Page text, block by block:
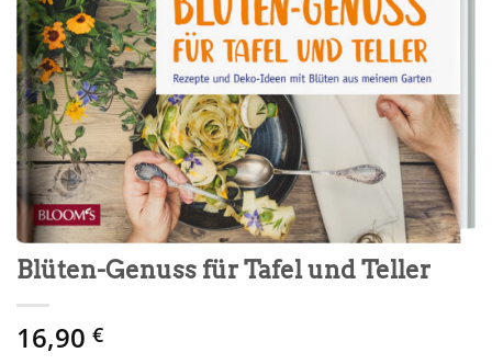
Blüten-Genuss für Tafel und Teller
16,90 €